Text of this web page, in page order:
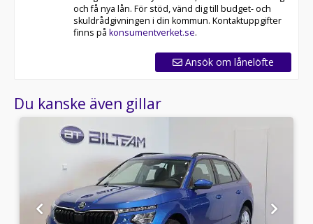
och få nya lån. För stöd, vänd dig till budget- och
skuldrådgivningen i din kommun. Kontaktuppgifter
finns på konsumentverket.se.
Ansök om lånelöfte
Du kanske även gillar